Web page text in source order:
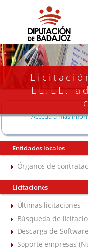
EE.LL.
Acceda a más
Entidades locales
Órganos de
Licitaciones
Últimas licitaciones
Búsqueda de
Descarga de Software
Soporte empresas